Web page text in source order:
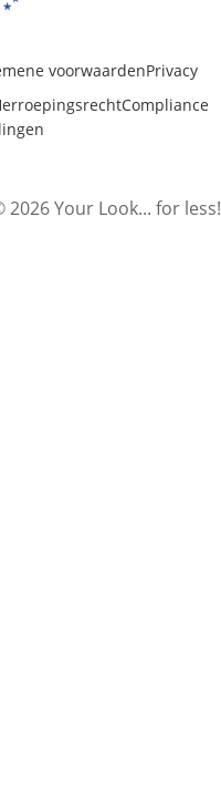
venster
in nieuw venster
voorwaardenPrivacy
Compliance
2026 Your Look... for less!